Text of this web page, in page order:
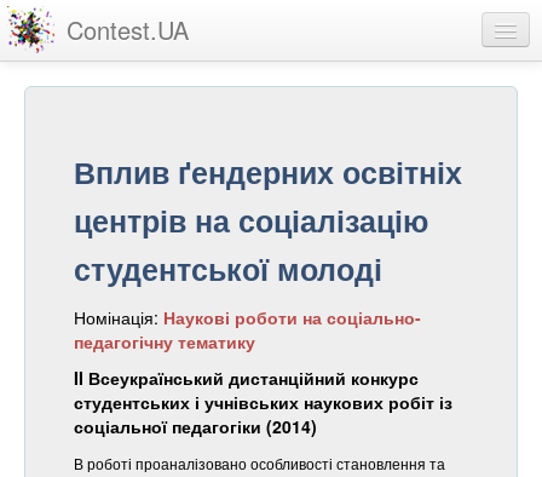
Contest.UA
Статистика
Про проект
реєстрація
Вплив ґендерних освітніх
центрів на соціалізацію
студентської молоді
Номінація: Наукові роботи на соціально-
педагогічну тематику
II Всеукраїнський дистанційний конкурс
студентських і учнівських наукових робіт із
соціальної педагогіки (2014)
В роботі проаналізовано особливості становлення та